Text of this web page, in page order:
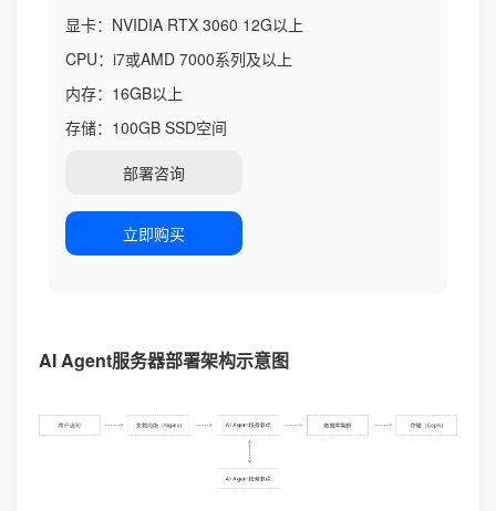
显卡：NVIDIA RTX 3060 12G以上
CPU：i7或AMD 7000系列及以上
内存：16GB以上
存储：100GB SSD空间
部署咨询
立即购买
AI Agent服务器部署架构示意图